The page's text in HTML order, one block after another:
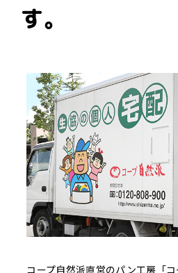
す。
コープ自然派直営のパン工房「